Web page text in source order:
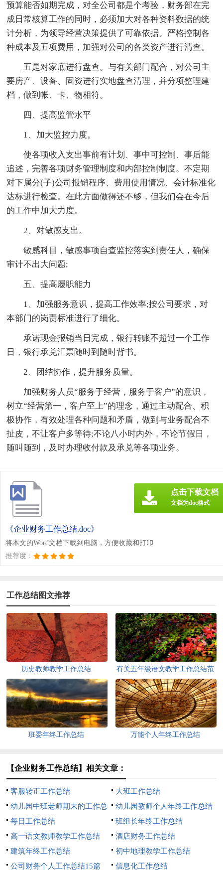
预算能否如期完成，对全公司都是个考验，财务部在完
成日常核算工作的同时，必须加大对各种资料数据的统
计分析，为领导经营决策提供了可靠依据。严格控制各
种成本及五项费用，加强对公司的各类资产进行清查。
五是对家底进行盘查。与有关部门配合，对公司主
要房产、设备、固资进行实地盘查清理，并分项整理建
档，做到帐、卡、物相符。
四、提高监管水平
1、加大监控力度。
使各项收入支出事前有计划、事中可控制、事后能
追述，完善各项财务管理制度和内部控制制度。不定期
对下属分(子)公司报销程序、费用使用情况、会计标准化
达标进行检查。在此方面做得还不够，但我们会在今后
的工作中加大力度。
2、对敏感支出。
敏感科目，敏感事项自查监控落实到责任人，确保
审计不出大问题;
五、提高履职能力
1、加强服务意识，提高工作效率;按公司要求，对
本部门的岗责标准进行了细化。
承诺现金报销当日完成，银行转账不超过一个工作
日，银行承兑汇票随时到随时背书。
2、团结协作，提升服务质量。
加强财务人员“服务于经营，服务于客户”的意识，
树立“经营第一，客户至上”的理念，通过主动配合、积
极协作，有效处理各种问题和矛盾，做到与业务配合不
扯皮，不让客户多等待;不论八小时内外，不论节假日，
随叫随到，及时办理收付款及承兑等各项业务。
《企业财务工作总结.doc》
将本文的Word文档下载到电脑，方便收藏和打印
推荐度：
点击下载文档
文档为doc格式
工作总结图文推荐
历史教师教学工作总结
有关五年级语文教学工作总结范
文
班委年终工作总结 万能个人年终工作总结
【企业财务工作总结】相关文章：
客服转正工作总结
大班工作总结
幼儿园中班老师期末的工作总
结
幼儿园教师个人年终工作总结
每日工作总结
班组长年终工作总结
高一语文教师教学工作总结
酒店财务工作总结
建筑年终工作总结
初中地理教学工作总结
公司财务个人工作总结15篇
信息化工作总结